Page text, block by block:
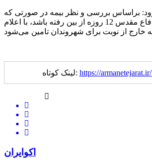
براساس بررسی و نظر بیمه در صورتی که
خودروی داخلی در دفاع مقدس 12 روزه از بین رفته باشد، با اعلام
لینک کوتاه: https://
اکوایران